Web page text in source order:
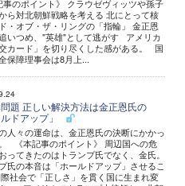
事のポイント》 クラウゼヴィッツや孫子
ら対北朝鮮戦略を考える 北にとって核
・オブ・ザ・リングの「指輪」 金正恩
いつめ、"英雄"として逃がす アメリカ
カード」を切り尽くした感がある。 国
保障理事会は8月上...
題 正しい解決方法は金正恩氏の
ルドアップ」
人々の運命は、金正恩氏の決断にかかっ
《本記事のポイント》 周辺国への危
ってきたのはトランプ氏でなく、金氏。
氏の本音は「ホールドアップ」させるこ
社会で「正しさ」を貫く国に生まれ変